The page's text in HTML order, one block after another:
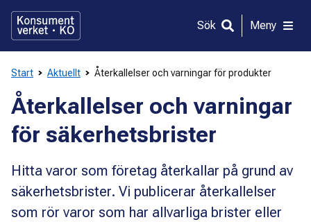
direkt
innehållet
Sök Meny
Start Aktuellt Återkallelser och varningar för produkter
Återkallelser och varningar
för säkerhetsbrister
Hitta varor som företag återkallar på grund av
säkerhetsbrister. Vi publicerar återkallelser
som rör varor som har allvarliga brister eller